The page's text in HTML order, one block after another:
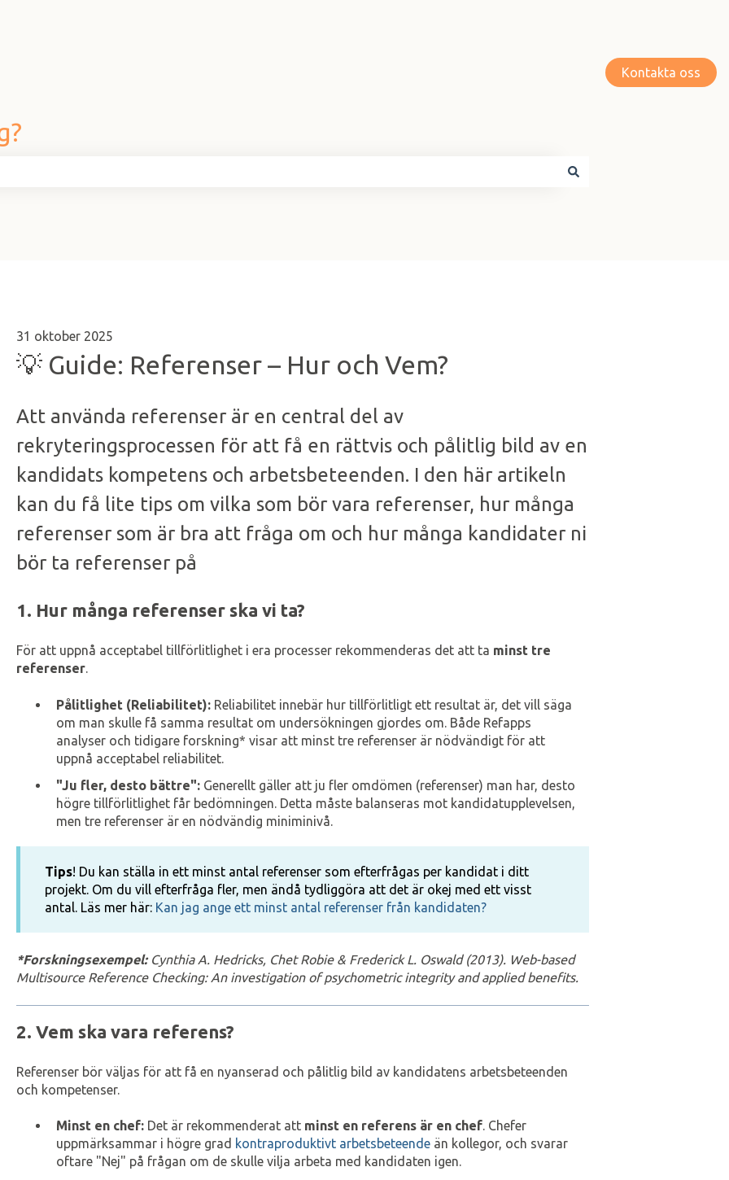
Kontakta oss
31 oktober 2025
💡 Guide: Referenser – Hur och Vem?
Att använda referenser är en central del av
rekryteringsprocessen för att få en rättvis och pålitlig bild av en
kandidats kompetens och arbetsbeteenden. I den här artikeln
kan du få lite tips om vilka som bör vara referenser, hur många
referenser som är bra att fråga om och hur många kandidater ni
bör ta referenser på
1. Hur många referenser ska vi ta?
För att uppnå acceptabel tillförlitlighet i era processer rekommenderas det att ta minst tre
referenser.
Pålitlighet (Reliabilitet):Reliabilitet innebär hur tillförlitligt ett resultat är, det vill säga
om man skulle få samma resultat om undersökningen gjordes om. Både Refapps
analyser och tidigare forskning* visar att minst tre referenser är nödvändigt för att
uppnå acceptabel reliabilitet.
"Ju fler, desto bättre":Generellt gäller att ju fler omdömen (referenser) man har, desto
högre tillförlitlighet får bedömningen. Detta måste balanseras mot kandidatupplevelsen,
men tre referenser är en nödvändig miniminivå.
Tips! Du kan ställa in ett minst antal referenser som efterfrågas per kandidat i ditt
projekt. Om du vill efterfråga fler, men ändå tydliggöra att det är okej med ett visst
antal. Läs mer här: Kan jag ange ett minst antal referenser från kandidaten?
*Forskningsexempel:Cynthia A. Hedricks, Chet Robie & Frederick L. Oswald (2013). Web-based
Multisource Reference Checking: An investigation of psychometric integrity and applied benefits.
2. Vem ska vara referens?
Referenser bör väljas för att få en nyanserad och pålitlig bild av kandidatens arbetsbeteenden
och kompetenser.
Minst en chef:Det är rekommenderat att minst en referens är en chef. Chefer
uppmärksammar i högre grad kontraproduktivt arbetsbeteendeän kollegor, och svarar
oftare "Nej" på frågan om de skulle vilja arbeta med kandidaten igen.